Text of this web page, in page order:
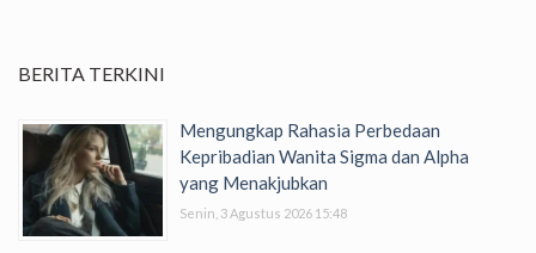
BERITA TERKINI
Mengungkap Rahasia Perbedaan
Kepribadian Wanita Sigma dan Alpha
yang Menakjubkan
Senin, 3 Agustus 2026 15:48